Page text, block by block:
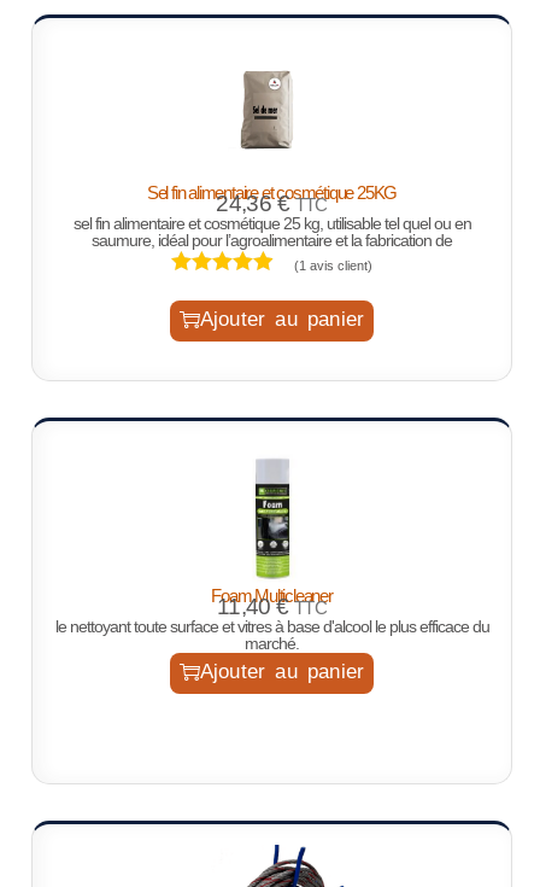
Sel fin alimentaire et cosmétique 25KG
24,36€ TTC
sel fin alimentaire et cosmétique 25 kg, utilisable tel quel ou en
saumure, idéal pour l’agroalimentaire et la fabrication de
(1 avis client)
Ajouter au panier
Foam Multicleaner
11,40€ TTC
le nettoyant toute surface et vitres à base d'alcool le plus efficace du
marché.
Ajouter au panier